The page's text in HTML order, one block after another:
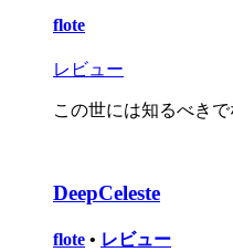
flote
レビュー
この世には知るべき
DeepCeleste
flote • レビュー